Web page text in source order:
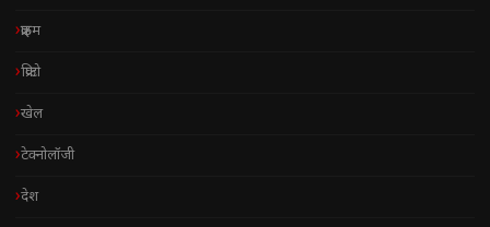
क्राइम
क्रिप्टो
खेल
टेक्नोलॉजी
देश